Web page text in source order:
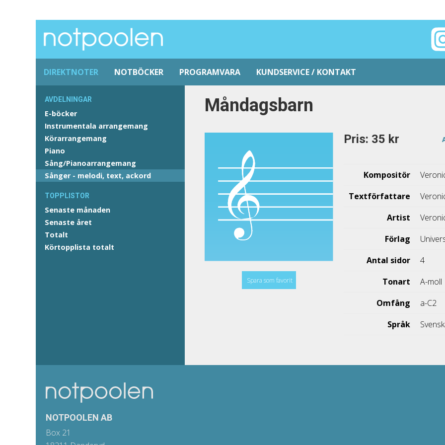
DIREKTNOTER NOTBÖCKER PROGRAMVARA KUNDSERVICE / KONTAKT
AVDELNINGAR
E-böcker
Instrumentala arrangemang
Körarrangemang
Piano
Sång/Pianoarrangemang
Sånger - melodi, text, ackord
TOPPLISTOR
Senaste månaden
Senaste året
Totalt
Körtopplista totalt
Måndagsbarn
Spara som favorit
Pris: 35 kr
Kompositör
Textförfattare
Artist
Förlag
Antal sidor
4
Tonart
A-moll
Omfång
a-C2
Språk
NOTPOOLEN AB
Box 21